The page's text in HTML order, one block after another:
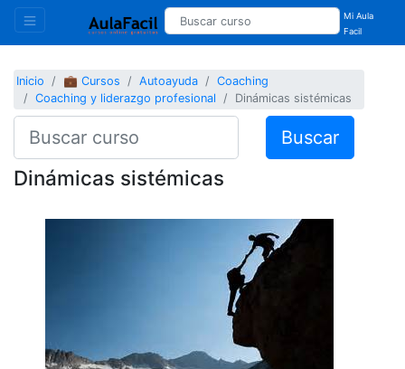
Mi Aula
Facil
Inicio 💼 Cursos Autoayuda
Coaching
Coaching y liderazgo profesional
Dinámicas sistémicas
Buscar
Dinámicas sistémicas